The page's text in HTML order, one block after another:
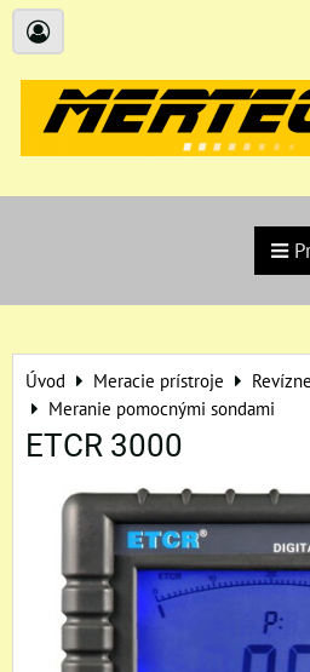
Úvod Meracie prístroje
Meranie pomocnými sondami
ETCR 3000